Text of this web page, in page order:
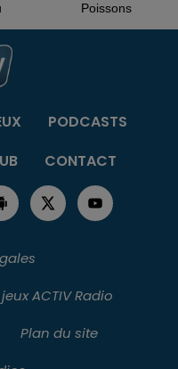
Poissons
PODCASTS
CONTACT
ACTIV Radio
Plan du site